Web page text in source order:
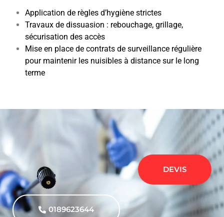
Application de règles d’hygiène strictes
Travaux de dissuasion : rebouchage, grillage,
sécurisation des accès
Mise en place de contrats de surveillance régulière
pour maintenir les nuisibles à distance sur le long
terme
DEVIS
0189623644